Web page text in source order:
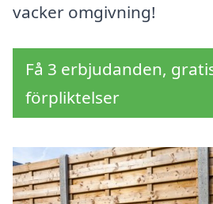
vacker omgivning!
Få 3 erbjudanden,
förpliktelser